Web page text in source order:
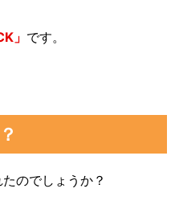
」 です。
のでしょうか？